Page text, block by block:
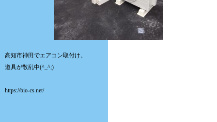
高知市神田でエアコン取付け。
道具が散乱中(^_^;)
https://bio-cs.net/